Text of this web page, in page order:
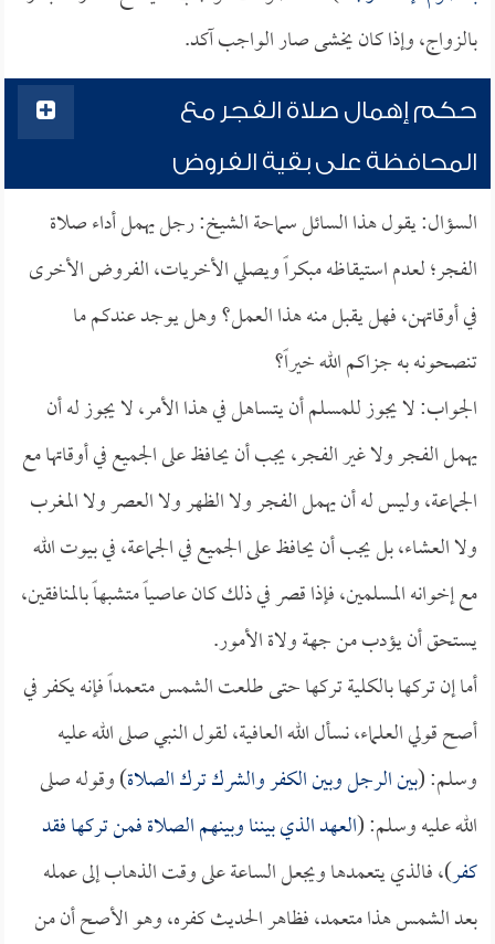
بالزواج، وإذا كان يخشى صار الواجب آكد.
حكم إهمال صلاة الفجر مع
المحافظة على بقية الفروض
السؤال: يقول هذا السائل سماحة الشيخ: رجل يهمل أداء صلاة
الفجر؛ لعدم استيقاظه مبكراً ويصلي الأخريات، الفروض الأخرى
في أوقاتهن، فهل يقبل منه هذا العمل؟ وهل يوجد عندكم ما
تنصحونه به جزاكم الله خيراً؟
الجواب: لا يجوز للمسلم أن يتساهل في هذا الأمر، لا يجوز له أن
يهمل الفجر ولا غير الفجر، يجب أن يحافظ على الجميع في أوقاتها مع
الجماعة، وليس له أن يهمل الفجر ولا الظهر ولا العصر ولا المغرب
ولا العشاء، بل يجب أن يحافظ على الجميع في الجماعة، في بيوت الله
مع إخوانه المسلمين، فإذا قصر في ذلك كان عاصياً متشبهاً بالمنافقين،
يستحق أن يؤدب من جهة ولاة الأمور.
أما إن تركها بالكلية تركها حتى طلعت الشمس متعمداً فإنه يكفر في
أصح قولي العلماء، نسأل الله العافية، لقول النبي صلى الله عليه
وسلم: (بين الرجل وبين الكفر والشرك ترك الصلاة) وقوله صلى
الله عليه وسلم: (العهد الذي بيننا وبينهم الصلاة فمن تركها فقد
كفر)، فالذي يتعمدها ويجعل الساعة على وقت الذهاب إلى عمله
بعد الشمس هذا متعمد، فظاهر الحديث كفره، وهو الأصح أن من